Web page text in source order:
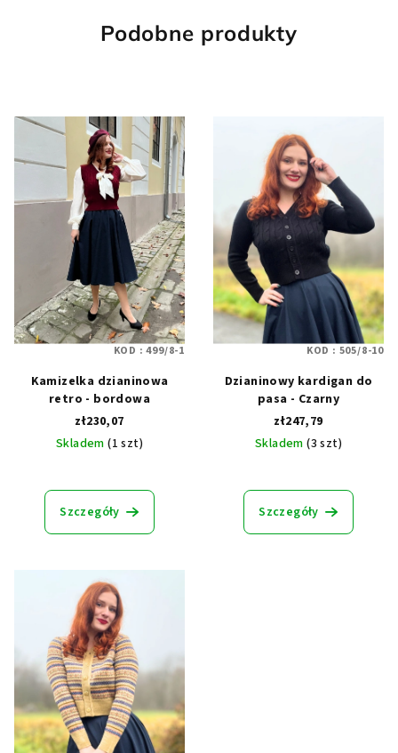
Podobne produkty
Kamizelka dzianinowa
retro - bordowa
zł230,07
Skladem(1 szt)
Szczegóły
KOD :499/8-1
Dzianinowy kardigan do
pasa - Czarny
zł247,79
Skladem(3 szt)
ocena
produktu
Szczegóły
KOD : 505/8-10